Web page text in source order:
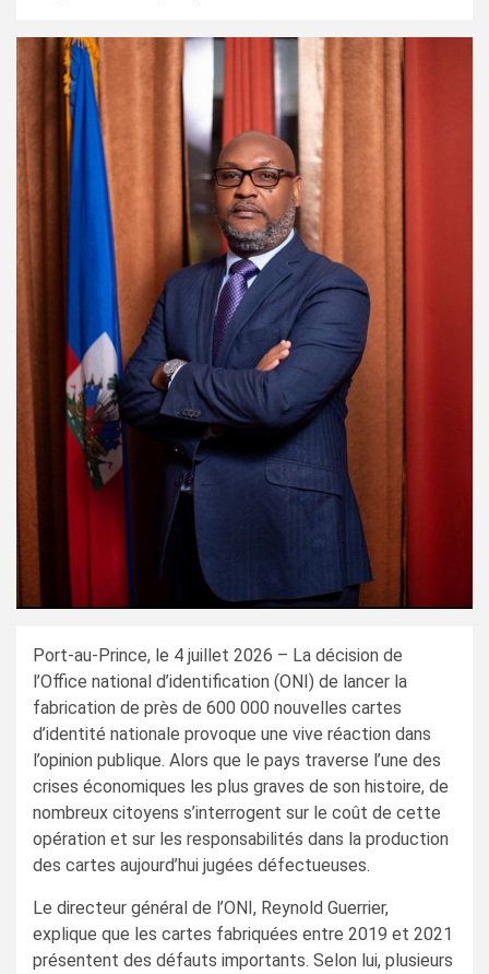
Port-au-Prince, le 4 juillet 2026 – La décision de
l’Office national d’identification (ONI) de lancer la
fabrication de près de 600 000 nouvelles cartes
d’identité nationale provoque une vive réaction dans
l’opinion publique. Alors que le pays traverse l’une des
crises économiques les plus graves de son histoire, de
nombreux citoyens s’interrogent sur le coût de cette
opération et sur les responsabilités dans la production
des cartes aujourd’hui jugées défectueuses.
Le directeur général de l’ONI, Reynold Guerrier,
explique que les cartes fabriquées entre 2019 et 2021
présentent des défauts importants. Selon lui, plusieurs